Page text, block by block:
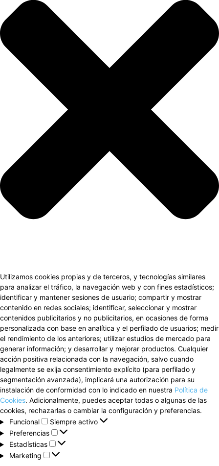
Utilizamos cookies propias y de terceros, y tecnologías similares
para analizar el tráfico, la navegación web y con fines estadísticos;
identificar y mantener sesiones de usuario; compartir y mostrar
contenido en redes sociales; identificar, seleccionar y mostrar
contenidos publicitarios y no publicitarios, en ocasiones de forma
personalizada con base en analítica y el perfilado de usuarios; medir
el rendimiento de los anteriores; utilizar estudios de mercado para
generar información; y desarrollar y mejorar productos. Cualquier
acción positiva relacionada con la navegación, salvo cuando
legalmente se exija consentimiento explícito (para perfilado y
segmentación avanzada), implicará una autorización para su
instalación de conformidad con lo indicado en nuestra Política de
Cookies. Adicionalmente, puedes aceptar todas o algunas de las
cookies, rechazarlas o cambiar la configuración y preferencias.
Funcional
Funcional
Siempre activo
Preferencias
Preferencias
Estadísticas
Estadísticas
Marketing
Marketing